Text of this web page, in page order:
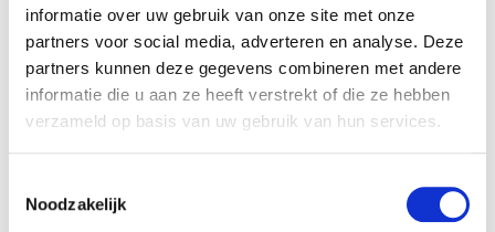
informatie over uw gebruik van onze site met onze
partners voor social media, adverteren en analyse. Deze
partners kunnen deze gegevens combineren met andere
informatie die u aan ze heeft verstrekt of die ze hebben
verzameld op basis van uw gebruik van hun services.
Noodzakelijk
BE0537920824
Vermant NV = Volvo Mechelen en Bornem,
Collection en Carrosserie
2800 Mechelen